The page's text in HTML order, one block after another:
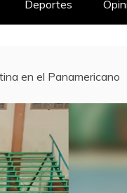
Deportes
en el Panamericano